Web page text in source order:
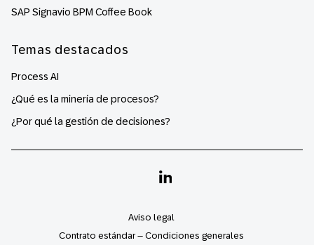
SAP Signavio BPM Coffee Book
Temas destacados
Process AI
¿Qué es la minería de procesos?
¿Por qué la gestión de decisiones?
Linkedin
Aviso legal
Contrato estándar – Condiciones generales